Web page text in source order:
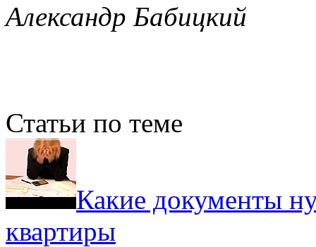
Александр Бабицкий
Статьи по теме
Какие документы
квартиры